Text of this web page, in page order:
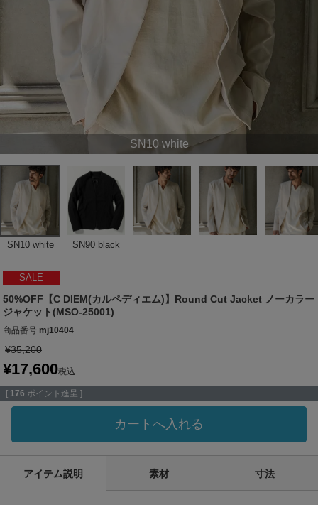
SN10 white
SN10 white SN90 black
SALE
50%OFF【C DIEM(カルペディエム)】Round Cut Jacket ノーカラー
ジャケット(MSO-25001)
商品番号 mj10404
¥35,200
¥17,600税込
[ 176 ポイント進呈 ]
カートへ入れる
アイテム説明 素材 寸法